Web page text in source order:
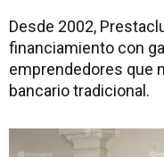
Desde 2002,
financiamiento con
emprendedores que
bancario tradicional.